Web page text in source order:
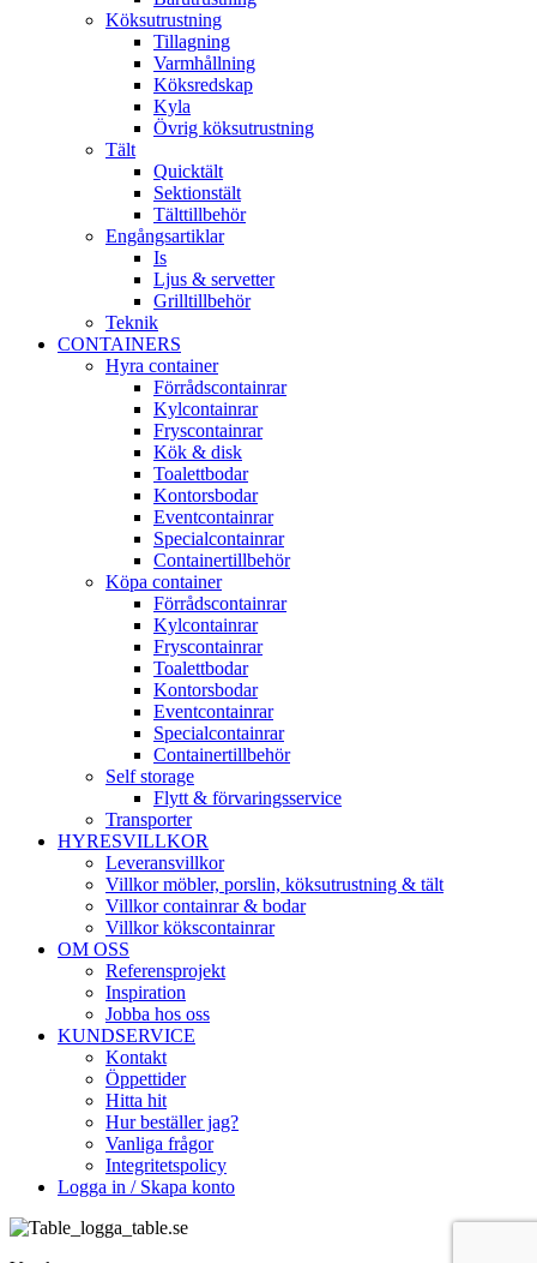
Köksutrustning
Tillagning
Varmhållning
Köksredskap
Kyla
Övrig köksutrustning
Tält
Quicktält
Sektionstält
Tälttillbehör
Engångsartiklar
Is
Ljus & servetter
Grilltillbehör
Teknik
CONTAINERS
Hyra container
Förrådscontainrar
Kylcontainrar
Fryscontainrar
Kök & disk
Toalettbodar
Kontorsbodar
Eventcontainrar
Specialcontainrar
Containertillbehör
Köpa container
Förrådscontainrar
Kylcontainrar
Fryscontainrar
Toalettbodar
Kontorsbodar
Eventcontainrar
Specialcontainrar
Containertillbehör
Self storage
Flytt & förvaringsservice
Transporter
HYRESVILLKOR
Leveransvillkor
Villkor möbler, porslin, köksutrustning & tält
Villkor containrar & bodar
Villkor kökscontainrar
OM OSS
Referensprojekt
Inspiration
Jobba hos oss
KUNDSERVICE
Kontakt
Öppettider
Hitta hit
Hur beställer jag?
Vanliga frågor
Integritetspolicy
Logga in / Skapa konto